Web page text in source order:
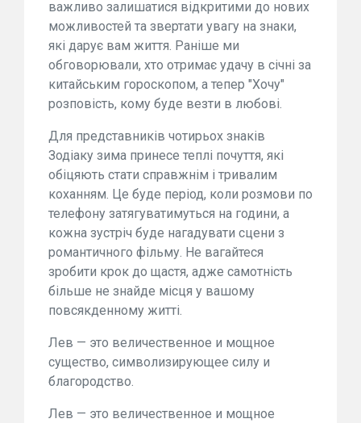
важливо залишатися відкритими до нових
можливостей та звертати увагу на знаки,
які дарує вам життя. Раніше ми
обговорювали, хто отримає удачу в січні за
китайським гороскопом, а тепер "Хочу"
розповість, кому буде везти в любові.
Для представників чотирьох знаків
Зодіаку зима принесе теплі почуття, які
обіцяють стати справжнім і тривалим
коханням. Це буде період, коли розмови по
телефону затягуватимуться на години, а
кожна зустріч буде нагадувати сцени з
романтичного фільму. Не вагайтеся
зробити крок до щастя, адже самотність
більше не знайде місця у вашому
повсякденному житті.
Лев — это величественное и мощное
существо, символизирующее силу и
благородство.
Лев — это величественное и мощное